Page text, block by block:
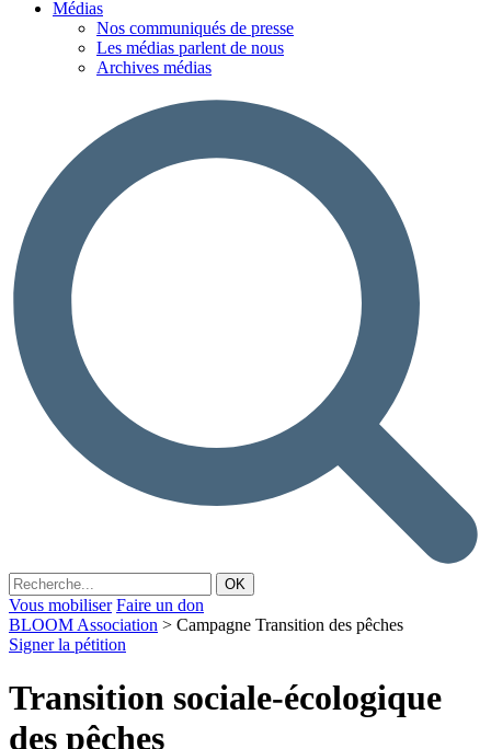
Médias
Nos communiqués de presse
Les médias parlent de nous
Archives médias
Vous mobiliser Faire un don
BLOOM Association > Campagne Transition des pêches
Signer la pétition
Transition sociale-écologique
des pêches